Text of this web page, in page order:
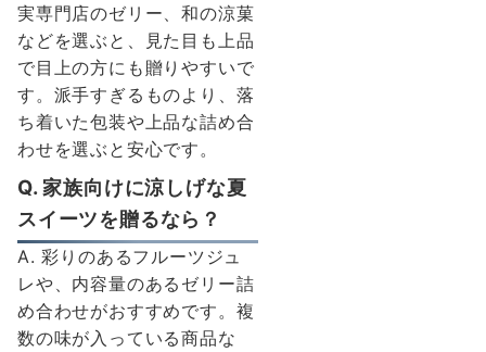
実専門店のゼリー、和の涼菓
などを選ぶと、見た目も上品
で目上の方にも贈りやすいで
す。派手すぎるものより、落
ち着いた包装や上品な詰め合
わせを選ぶと安心です。
Q. 家族向けに涼しげな夏
スイーツを贈るなら？
A. 彩りのあるフルーツジュ
レや、内容量のあるゼリー詰
め合わせがおすすめです。複
数の味が入っている商品な